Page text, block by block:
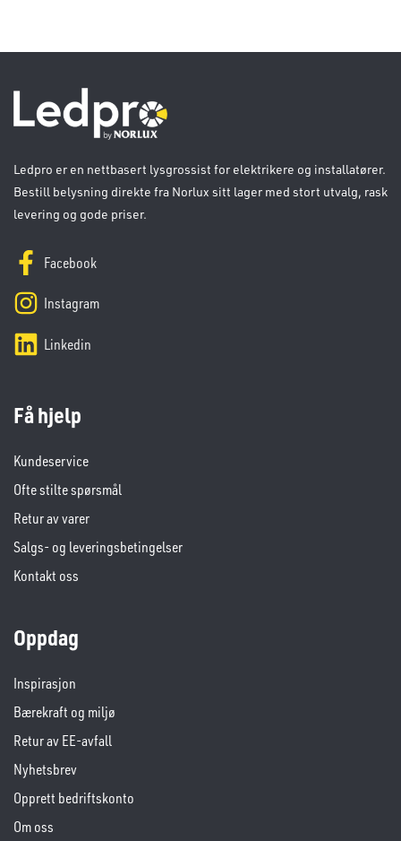
Ledpro er en nettbasert lysgrossist for elektrikere og installatører.
Bestill belysning direkte fra Norlux sitt lager med stort utvalg, rask
levering og gode priser.
Facebook
Instagram
Linkedin
Få hjelp
Kundeservice
Ofte stilte spørsmål
Retur av varer
Salgs- og leveringsbetingelser
Kontakt oss
Oppdag
Inspirasjon
Bærekraft og miljø
Retur av EE-avfall
Nyhetsbrev
Opprett bedriftskonto
Om oss